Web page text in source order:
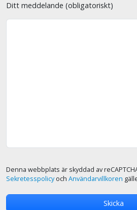
Ditt meddelande (obligatoriskt)
Denna webbplats är skyddad av
Sekretesspolicyoch Användarvillkoren